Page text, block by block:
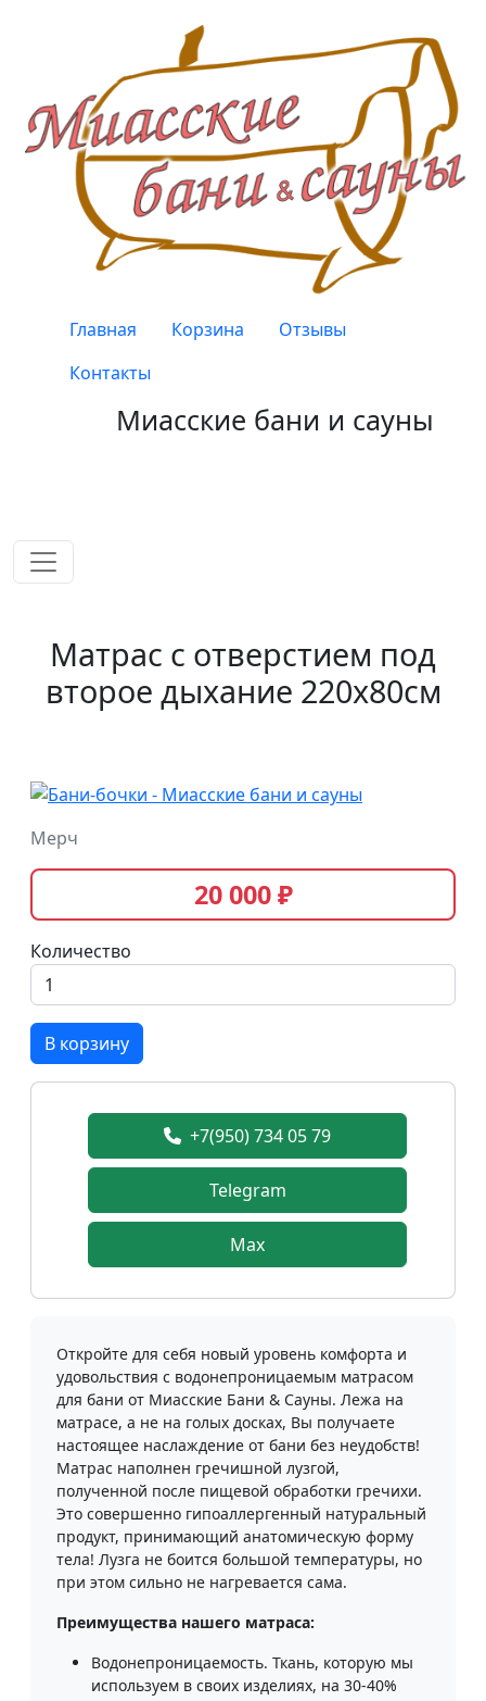
Верхнее меню
Главная Корзина
Отзывы
Контакты
Миасские бани и сауны
Матрас с отверстием под
второе дыхание 220х80см
Мерч
20 000 ₽
Количество
В корзину
+7(950) 734 05 79
Telegram
Max
Откройте для себя новый уровень комфорта и
удовольствия с водонепроницаемым матрасом
для бани от Миасские Бани & Сауны. Лежа на
матрасе, а не на голых досках, Вы получаете
настоящее наслаждение от бани без неудобств!
Матрас наполнен гречишной лузгой,
полученной после пищевой обработки гречихи.
Это совершенно гипоаллергенный натуральный
продукт, принимающий анатомическую форму
тела! Лузга не боится большой температуры, но
при этом сильно не нагревается сама.
Преимущества нашего матраса:
Водонепроницаемость. Ткань, которую мы
используем в своих изделиях, на 30-40%